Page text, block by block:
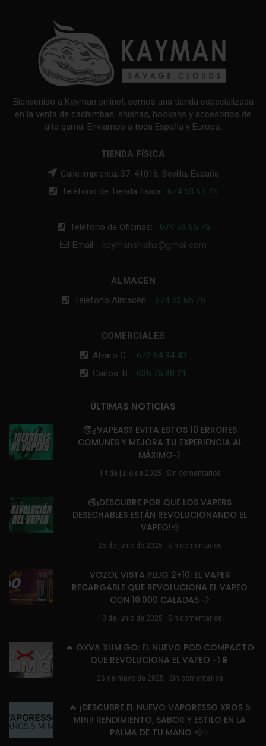
Bienvenido a Kayman.online!, somos una tienda especializada
en la venta de cachimbas, shishas, hookahs y accesorios de
alta gama. Enviamos a toda España y Europa.
TIENDA FÍSICA
Calle imprenta, 37, 41016, Sevilla, España
Teléfono de Tienda física: 674 53 65 75
Teléfono de Oficinas: 674 53 65 75
Email:
kaymanshisha@gmail.com
ALMACÉN
Teléfono Almacén: 674 53 65 75
COMERCIALES
Álvaro C.: 672 64 94 43
Carlos. B: 635 75 88 21
ÚLTIMAS NOTICIAS
🚭¿VAPEAS? EVITA ESTOS 10 ERRORES
COMUNES Y MEJORA TU EXPERIENCIA AL
MÁXIMO💨
14 de julio de 2025 Sin comentarios
🚭¡DESCUBRE POR QUÉ LOS VAPERS
DESECHABLES ESTÁN REVOLUCIONANDO EL
VAPEO!💨
25 de junio de 2025 Sin comentarios
VOZOL VISTA PLUG 2+10: EL VAPER
RECARGABLE QUE REVOLUCIONA EL VAPEO
CON 10.000 CALADAS 💨
10 de junio de 2025 Sin comentarios
🔥 OXVA XLIM GO: EL NUEVO POD COMPACTO
QUE REVOLUCIONA EL VAPEO 💨🔋
26 de mayo de 2025 Sin comentarios
🔥 ¡DESCUBRE EL NUEVO VAPORESSO XROS 5
MINI! RENDIMIENTO, SABOR Y ESTILO EN LA
PALMA DE TU MANO 💨✨